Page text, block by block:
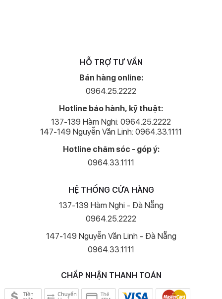
Tần số quét 120 Hz tái hiện hình ảnh mượt mà trong mọi pha chuyển
thao tác chạm, vuốt diễn ra mượt mà.
iPhone 14 Pro được nâng cấp toàn diện về hệ thống camera với
cảm biến chính độ phân giải 48 MP, kết hợp cùng thuật toán cải tiến
mới cho phép người dùng quay video 4K siêu sắc nét.
Camera góc siêu rộng độ phân giải 12 MP được tối ưu để hoạt động
nhanh hơn và độ bao quát rộng hơn, mang đến những bức ảnh góc
HỖ TRỢ TƯ VẤN
Bán hàng online:
0964.25.2222
Hotline bảo hành, kỹ thuật:
137-139 Hàm Nghi: 0964.25.2222
147-149 Nguyễn Văn Linh: 0964.33.1111
Hotline chăm sóc - góp ý:
0964.33.1111
HỆ THỐNG CỬA HÀNG
137-139 Hàm Nghi - Đà Nẵng
0964.25.2222
147-149 Nguyễn Văn Linh - Đà Nẵng
0964.33.1111
CHẤP NHẬN THANH TOÁN